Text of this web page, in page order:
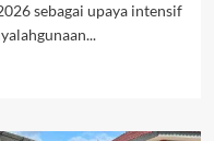
sebagai upaya intensif